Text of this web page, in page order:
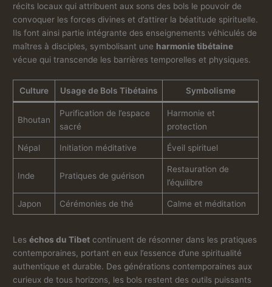
récits locaux qui attribuent aux sons des bols le pouvoir de
convoquer les forces divines et d’attirer la béatitude spirituelle.
Ils font ainsi partie intégrante des enseignements véhiculés de
maîtres à disciples, symbolisant une harmonie tibétaine
vécue qui transcende les barrières temporelles et physiques.
Culture Usage de Bols Tibétains Symbolisme
Bhoutan
Purification de l’espace
sacré
Harmonie et
protection
Népal Initiation méditative Éveil spirituel
Inde Pratiques de guérison
Restauration de
l’équilibre
Japon Cérémonies de thé Calme et méditation
Leséchos du Tibet continuent de résonner dans les pratiques
contemporaines, portant en eux l’essence d’une spiritualité
authentique et durable. Des générations contemporaines aux
curieux de tous horizons, les bols restent des outils puissants